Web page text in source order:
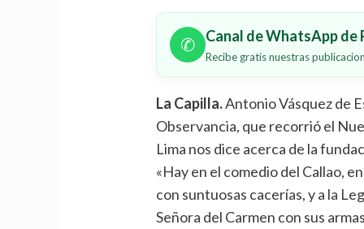
✆ Canal de WhatsApp de
Recibe gratis nuestras
La Capilla.Antonio Vásquez de
Observancia, que recorrió el
Lima nos dice acerca de la
«Hay en el comedio del Callao,
con suntuosas cacerías, y a la
Señora del Carmen con sus